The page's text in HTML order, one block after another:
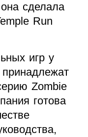
сделала
Run
игр у
Zombie
готова